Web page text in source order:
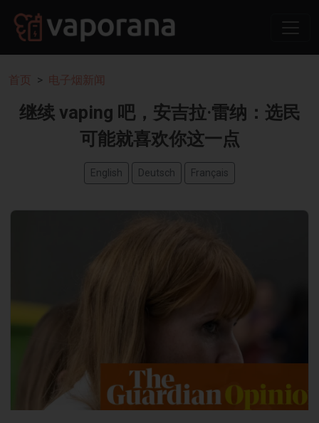
首页 电子烟新闻
继续 vaping 吧，安吉拉·雷纳：选民
可能就喜欢你这一点
English Deutsch Français